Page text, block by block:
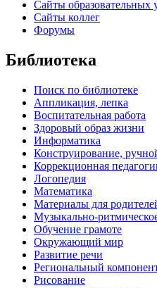
Сайты образовательных
Сайты коллег
Форумы
Библиотека
Поиск по библиотеке
Аппликация, лепка
Воспитательная работа
Здоровый образ жизни
Информатика
Конструирование,
Коррекционная
Логопедия
Математика
Материалы для
Музыкально-
Обучение грамоте
Окружающий мир
Развитие речи
Региональный
Рисование